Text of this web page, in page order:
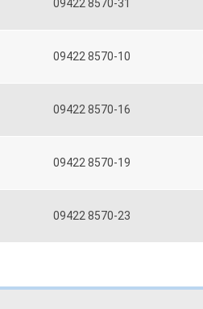
09422 8570-31
09422 8570-10
09422 8570-16
09422 8570-19
09422 8570-23